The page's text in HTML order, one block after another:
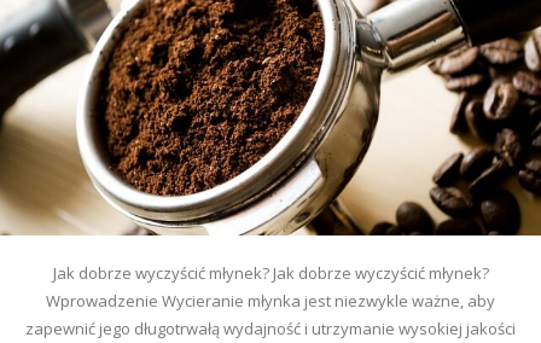
Jak dobrze wyczyścić młynek? Jak dobrze wyczyścić młynek?
Wprowadzenie Wycieranie młynka jest niezwykle ważne, aby
zapewnić jego długotrwałą wydajność i utrzymanie wysokiej jakości